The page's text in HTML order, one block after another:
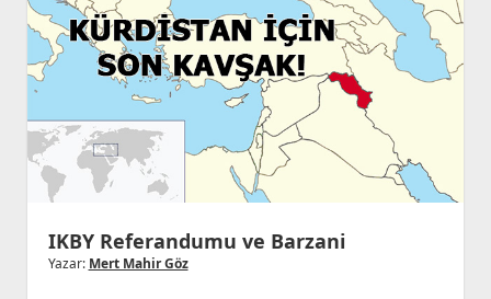
IKBY Referandumu ve Barzani
Yazar: Mert Mahir Göz